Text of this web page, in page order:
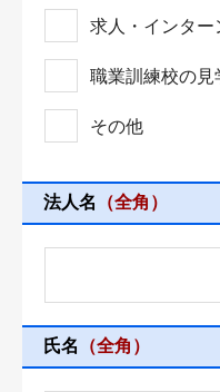
求人・インター
職業訓練校の見
その他
法人名 （全角）
氏名 （全角）